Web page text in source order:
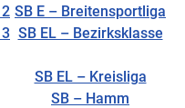
SB E – Breitensportliga
SB EL – Bezirksklasse
SB EL – Kreisliga
SB – Hamm